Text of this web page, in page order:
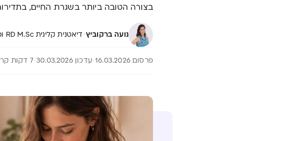
בצורה הטובה ביותר בשגרת החיים,
נועה ברקוביץ·דיאטנית קלינית RD M.Sc ומדריכת הנקה, המחלקה המדעית, אלטמן
פרסום 16.03.2026 עדכון 30.03.2026 7 דקות קריאה